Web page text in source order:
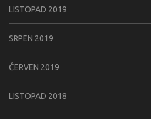
LISTOPAD 2019
SRPEN 2019
ČERVEN 2019
LISTOPAD 2018